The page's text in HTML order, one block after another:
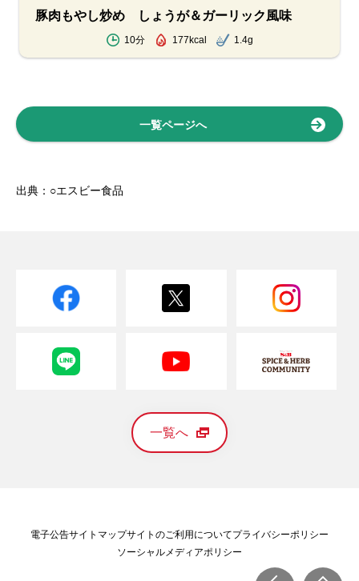
豚肉もやし炒め しょうが＆ガーリック風味
10分 177kcal 1.4g
一覧ページへ
出典：○エスビー食品
一覧へ
電子公告サイトマップサイトのご利用についてプライバシーポリシー
ソーシャルメディアポリシー